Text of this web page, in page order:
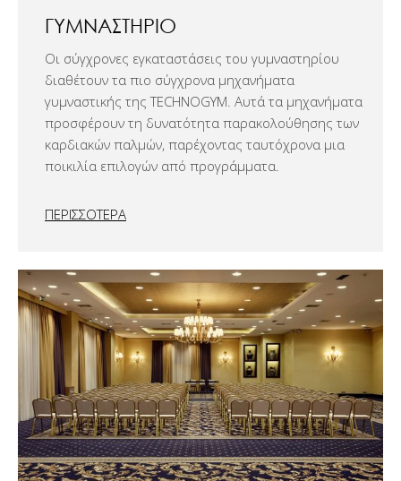
ΓΥΜΝΑΣΤΉΡΙΟ
Οι σύγχρονες εγκαταστάσεις του γυμναστηρίου
διαθέτουν τα πιο σύγχρονα μηχανήματα
γυμναστικής της TECHNOGYM. Αυτά τα μηχανήματα
προσφέρουν τη δυνατότητα παρακολούθησης των
καρδιακών παλμών, παρέχοντας ταυτόχρονα μια
ποικιλία επιλογών από προγράμματα.
ΠΕΡΙΣΣΟΤΕΡΑ